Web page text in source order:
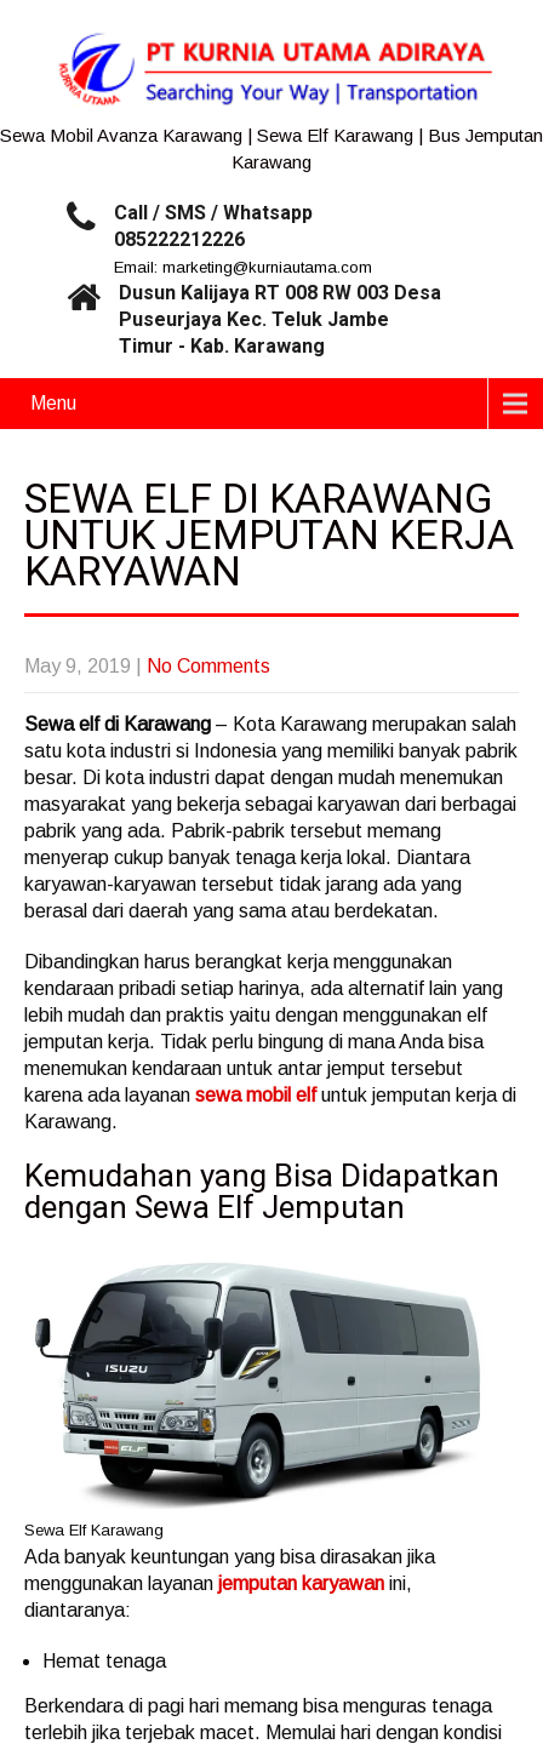
Sewa Mobil Avanza Karawang | Sewa Elf Karawang | Bus Jemputan
Karawang
Call / SMS / Whatsapp
085222212226
Email: marketing@kurniautama.com
Dusun Kalijaya RT 008 RW 003 Desa
Puseurjaya Kec. Teluk Jambe
Timur - Kab. Karawang
Menu
SEWA ELF DI KARAWANG
UNTUK JEMPUTAN KERJA
KARYAWAN
May 9, 2019 No Comments
Sewa elf di Karawang – Kota Karawang merupakan salah
satu kota industri si Indonesia yang memiliki banyak pabrik
besar. Di kota industri dapat dengan mudah menemukan
masyarakat yang bekerja sebagai karyawan dari berbagai
pabrik yang ada. Pabrik-pabrik tersebut memang
menyerap cukup banyak tenaga kerja lokal. Diantara
karyawan-karyawan tersebut tidak jarang ada yang
berasal dari daerah yang sama atau berdekatan.
Dibandingkan harus berangkat kerja menggunakan
kendaraan pribadi setiap harinya, ada alternatif lain yang
lebih mudah dan praktis yaitu dengan menggunakan elf
jemputan kerja. Tidak perlu bingung di mana Anda bisa
menemukan kendaraan untuk antar jemput tersebut
karena ada layanan sewa mobil elfuntuk jemputan kerja di
Karawang.
Kemudahan yang Bisa Didapatkan
dengan Sewa Elf Jemputan
Sewa Elf Karawang
Ada banyak keuntungan yang bisa dirasakan jika
menggunakan layanan jemputan karyawan ini,
diantaranya:
Hemat tenaga
Berkendara di pagi hari memang bisa menguras tenaga
terlebih jika terjebak macet. Memulai hari dengan kondisi